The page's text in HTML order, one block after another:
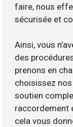
faire, nous
sécurisée et
Ainsi, vous
des
prenons en
choisissez
soutien
raccordement
cela vous